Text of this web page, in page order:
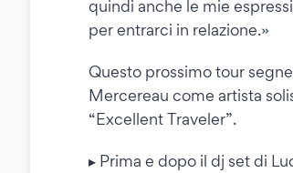
quindi anche le mie
per entrarci in relazione.»
Questo prossimo tour
Mercereau come artista
“Excellent Traveler”.
▸ Prima e dopo il dj set di